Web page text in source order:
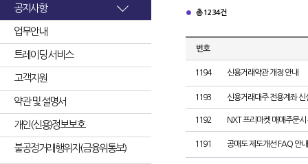
공지사항
업무안내
트레이딩 서비스
고객지원
약관 및 설명서
개인(신용)정보보호
불공정거래행위자(금융위통보)
총 1234건
번호
1194 신용거래약관 개정 안내
1193 신용거래대주 전용계좌 신
1192 NXT 프리마켓 매매주문시
1191 공매도 제도개선 FAQ 안